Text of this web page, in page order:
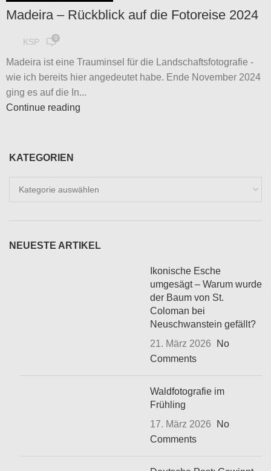
Madeira – Rückblick auf die Fotoreise 2024
KSP 0
Madeira ist eine Trauminsel für die Landschaftsfotografie -
wie ich bereits hier angedeutet habe. Ende November 2024
ging es auf die In...
Continue reading
KATEGORIEN
Kategorien
NEUESTE ARTIKEL
Ikonische Esche
umgesägt – Warum wurde
der Baum von St.
Coloman bei
Neuschwanstein gefällt?
21. März 2026
No
Comments
Waldfotografie im
Frühling
17. März 2026
No
Comments